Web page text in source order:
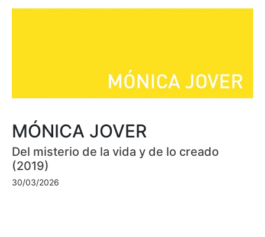
MÓNICA JOVER
Del misterio de la vida y de lo creado
(2019)
30/03/2026